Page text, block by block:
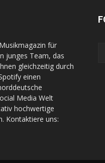
für
junges Team, das
gleichzeitig durch
einen
Media Welt
hochwertige
Kontaktiere uns: